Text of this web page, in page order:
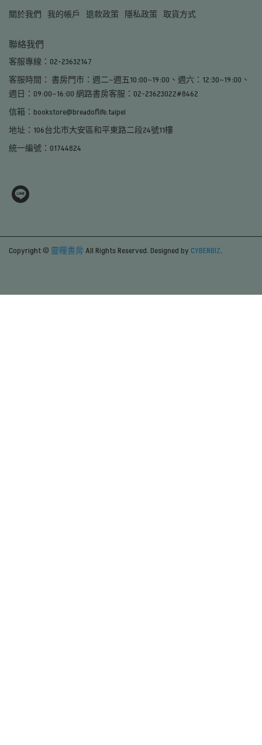
關於我們 我的帳戶 退款政策 隱私政策 取貨方式
聯絡我們
客服專線：02-23632147
客服時間： 書房門市：週二~週五10:00~19:00、週六：12:30~19:00、
週日：09:00~16:00 網路書房客服：02-23623022#8462
信箱：bookstore@breadoflife.taipei
地址：106台北市大安區和平東路二段24號11樓
統一編號：01744824
Copyright © 靈糧書房 All Rights Reserved. Designed by CYBERBIZ.